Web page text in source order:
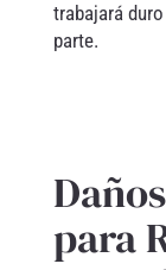
trabajará
parte.
para